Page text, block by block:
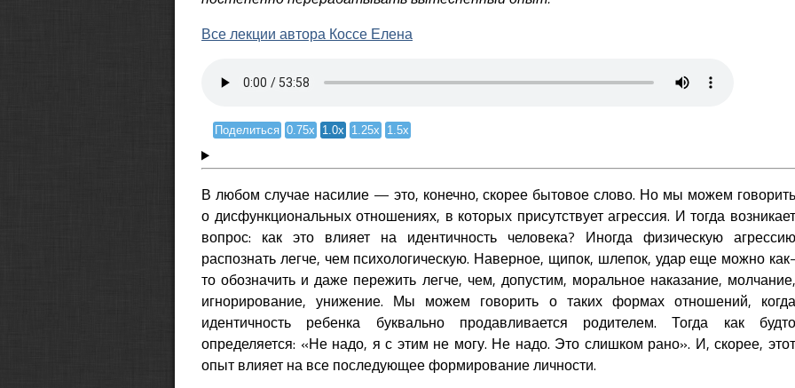
Все лекции автора Коссе Елена
Поделиться 0.75x 1.0x 1.25x 1.5x
В любом случае насилие — это, конечно, скорее бытовое слово. Но мы можем говорить
о дисфункциональных отношениях, в которых присутствует агрессия. И тогда возникает
вопрос: как это влияет на идентичность человека? Иногда физическую агрессию
распознать легче, чем психологическую. Наверное, щипок, шлепок, удар еще можно как-
то обозначить и даже пережить легче, чем, допустим, моральное наказание, молчание,
игнорирование, унижение. Мы можем говорить о таких формах отношений, когда
идентичность ребенка буквально продавливается родителем. Тогда как будто
определяется: «Не надо, я с этим не могу. Не надо. Это слишком рано». И, скорее, этот
опыт влияет на все последующее формирование личности.